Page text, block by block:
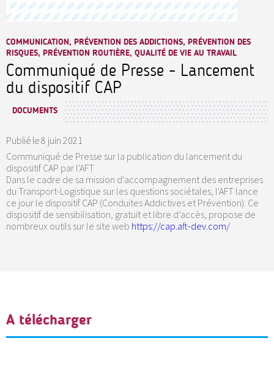
COMMUNICATION, PRÉVENTION DES ADDICTIONS, PRÉVENTION DES
RISQUES, PRÉVENTION ROUTIÈRE, QUALITÉ DE VIE AU TRAVAIL
Communiqué de Presse - Lancement
du dispositif CAP
DOCUMENTS
Publié le8 juin 2021
Communiqué de Presse sur la publication du lancement du
dispositif CAP par l'AFT
Dans le cadre de sa mission d'accompagnement des entreprises
du Transport-Logistique sur les questions sociétales, l'AFT lance
ce jour le dispositif CAP (Conduites Addictives et Prévention). Ce
dispositif de sensibilisation, gratuit et libre d’accès, propose de
nombreux outils sur le site web https://cap.aft-dev.com/
A télécharger